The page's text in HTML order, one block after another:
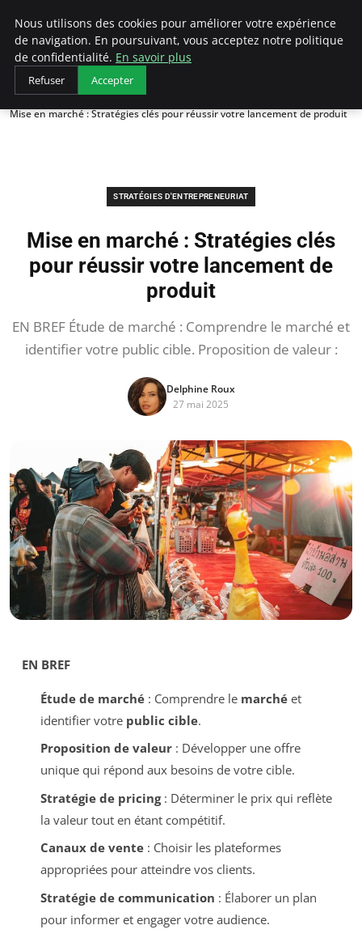
LECFCM
Accueil
Stratégies d'entrepreneuriat
Mise en marché : Stratégies clés pour réussir votre lancement de produit
STRATÉGIES D'ENTREPRENEURIAT
Mise en marché : Stratégies clés
pour réussir votre lancement de
produit
EN BREF Étude de marché : Comprendre le marché et
identifier votre public cible. Proposition de valeur :
Delphine Roux
27 mai 2025
EN BREF
Étude de marché: Comprendre le marchéet
identifier votre public cible.
Proposition de valeur: Développer une offre
unique qui répond aux besoins de votre cible.
Stratégie de pricing: Déterminer le prix qui reflète
la valeur tout en étant compétitif.
Canaux de vente: Choisir les plateformes
appropriées pour atteindre vos clients.
Stratégie de communication : Élaborer un plan
pour informer et engager votre audience.
Nous utilisons des cookies pour améliorer votre expérience
de navigation. En poursuivant, vous acceptez notre politique
de confidentialité. En savoir plus
Refuser Accepter